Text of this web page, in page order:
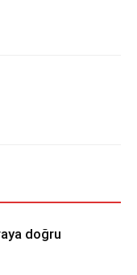
doğru